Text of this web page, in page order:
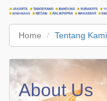
Home Tentang Kami
About Us